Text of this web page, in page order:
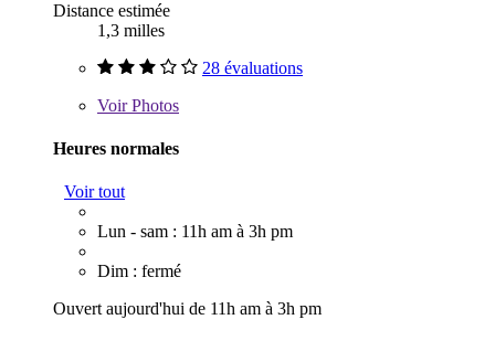
Distance estimée
1,3 milles
28 évaluations
VoirPhotos
Heures normales
Voir tout
Lun - sam : 11h am à 3h pm
Dim : fermé
Ouvert aujourd'hui de 11h am à 3h pm